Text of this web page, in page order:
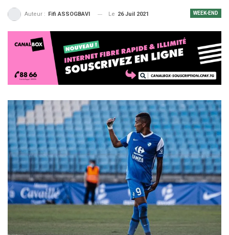
WEEK-END
Auteur : Fifi ASSOGBAVI Le 26 Juil 2021